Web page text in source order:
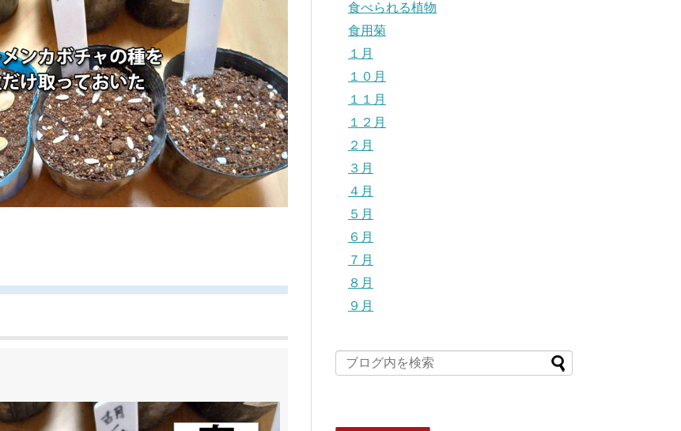
食べられる植物
食用菊
１月
１０月
１１月
１２月
２月
３月
４月
５月
６月
７月
８月
９月